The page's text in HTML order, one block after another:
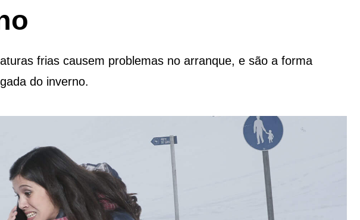
frias causem problemas no arranque, e são a forma
do inverno.